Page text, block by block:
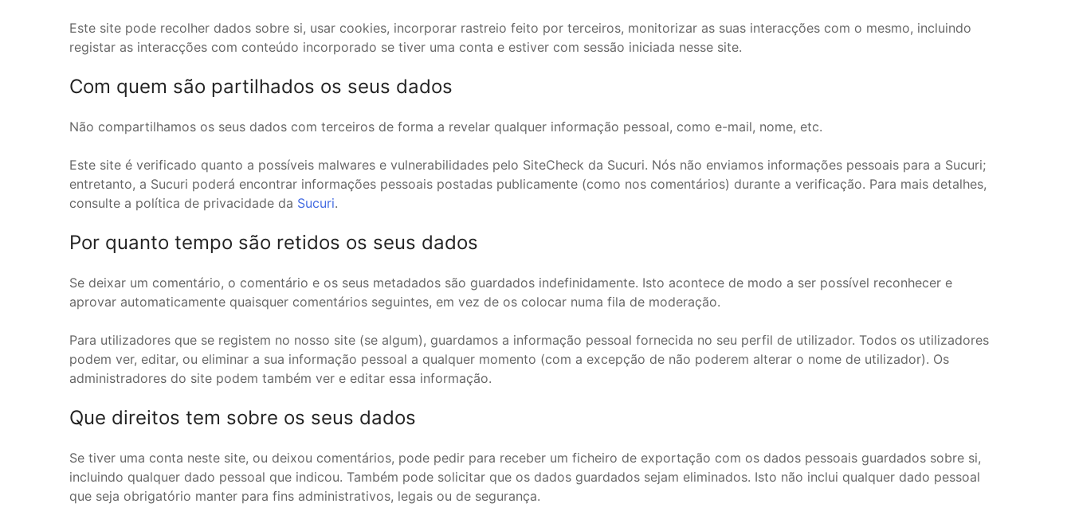
Este site pode recolher dados sobre si, usar cookies, incorporar rastreio feito por terceiros, monitorizar as suas interacções com o mesmo, incluindo
registar as interacções com conteúdo incorporado se tiver uma conta e estiver com sessão iniciada nesse site.
Com quem são partilhados os seus dados
Não compartilhamos os seus dados com terceiros de forma a revelar qualquer informação pessoal, como e-mail, nome, etc.
Este site é verificado quanto a possíveis malwares e vulnerabilidades pelo SiteCheck da Sucuri. Nós não enviamos informações pessoais para a Sucuri;
entretanto, a Sucuri poderá encontrar informações pessoais postadas publicamente (como nos comentários) durante a verificação. Para mais detalhes,
consulte a política de privacidade da Sucuri.
Por quanto tempo são retidos os seus dados
Se deixar um comentário, o comentário e os seus metadados são guardados indefinidamente. Isto acontece de modo a ser possível reconhecer e
aprovar automaticamente quaisquer comentários seguintes, em vez de os colocar numa fila de moderação.
Para utilizadores que se registem no nosso site (se algum), guardamos a informação pessoal fornecida no seu perfil de utilizador. Todos os utilizadores
podem ver, editar, ou eliminar a sua informação pessoal a qualquer momento (com a excepção de não poderem alterar o nome de utilizador). Os
administradores do site podem também ver e editar essa informação.
Que direitos tem sobre os seus dados
Se tiver uma conta neste site, ou deixou comentários, pode pedir para receber um ficheiro de exportação com os dados pessoais guardados sobre si,
incluindo qualquer dado pessoal que indicou. Também pode solicitar que os dados guardados sejam eliminados. Isto não inclui qualquer dado pessoal
que seja obrigatório manter para fins administrativos, legais ou de segurança.